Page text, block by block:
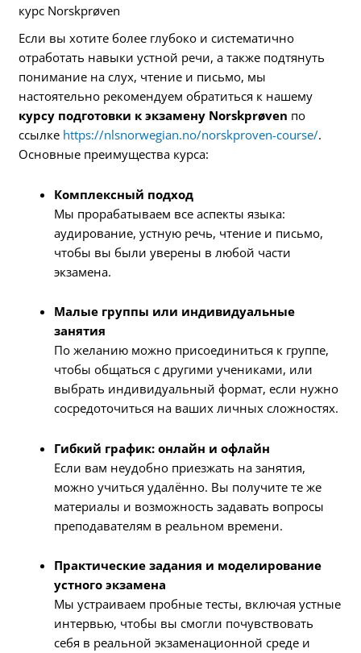
курс Norskprøven
Если вы хотите более глубоко и систематично
отработать навыки устной речи, а также подтянуть
понимание на слух, чтение и письмо, мы
настоятельно рекомендуем обратиться к нашему
курсу подготовки к экзамену Norskprøven по
ссылке https://nlsnorwegian.no/norskproven-course/.
Основные преимущества курса:
Комплексный подход
Мы прорабатываем все аспекты языка:
аудирование, устную речь, чтение и письмо,
чтобы вы были уверены в любой части
экзамена.
Малые группы или индивидуальные
занятия
По желанию можно присоединиться к группе,
чтобы общаться с другими учениками, или
выбрать индивидуальный формат, если нужно
сосредоточиться на ваших личных сложностях.
Гибкий график: онлайн и офлайн
Если вам неудобно приезжать на занятия,
можно учиться удалённо. Вы получите те же
материалы и возможность задавать вопросы
преподавателям в реальном времени.
Практические задания и моделирование
устного экзамена
Мы устраиваем пробные тесты, включая устные
интервью, чтобы вы смогли почувствовать
себя в реальной экзаменационной среде и